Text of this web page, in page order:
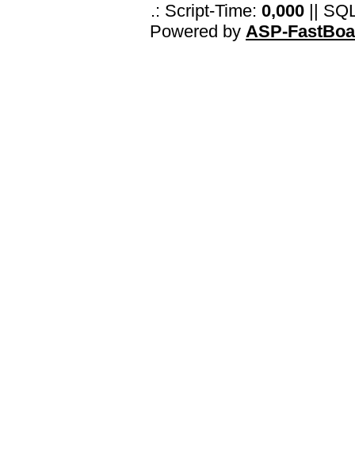
.: Script-Time: 0,000 ||
Powered by ASP-